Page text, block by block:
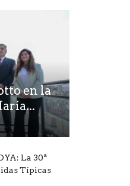
en la
La 30ª
Típicas